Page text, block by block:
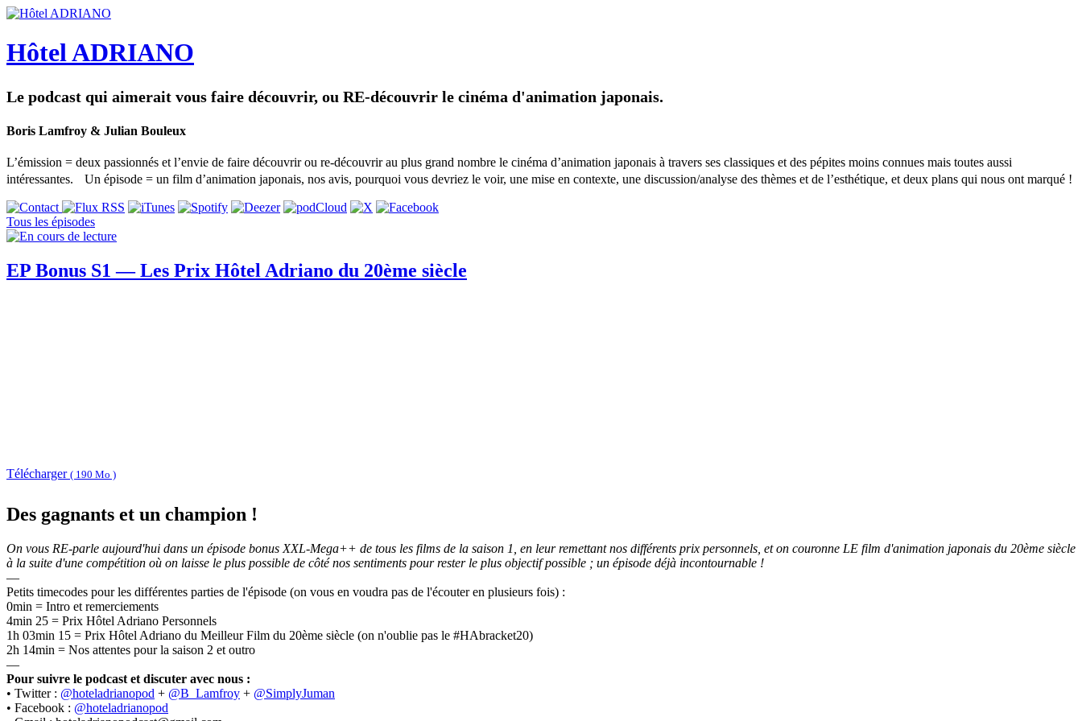
Hôtel ADRIANO
Le podcast qui aimerait vous faire découvrir, ou RE-découvrir le cinéma d'animation japonais.
Boris Lamfroy & Julian Bouleux
L’émission = deux passionnés et l’envie de faire découvrir ou re-découvrir au plus grand nombre le cinéma d’animation japonais à travers ses classiques et des pépites moins connues mais toutes aussi
intéressantes. Un épisode = un film d’animation japonais, nos avis, pourquoi vous devriez le voir, une mise en contexte, une discussion/analyse des thèmes et de l’esthétique, et deux plans qui nous ont marqué !
Tous les épisodes
EP Bonus S1 — Les Prix Hôtel Adriano du 20ème siècle
Télécharger ( 190 Mo )
Des gagnants et un champion !
On vous RE-parle aujourd'hui dans un épisode bonus XXL-Mega++ de tous les films de la saison 1, en leur remettant nos différents prix personnels, et on couronne LE film d'animation japonais du 20ème siècle
à la suite d'une compétition où on laisse le plus possible de côté nos sentiments pour rester le plus objectif possible ; un épisode déjà incontournable !
—
Petits timecodes pour les différentes parties de l'épisode (on vous en voudra pas de l'écouter en plusieurs fois) :
0min = Intro et remerciements
4min 25 = Prix Hôtel Adriano Personnels
1h 03min 15 = Prix Hôtel Adriano du Meilleur Film du 20ème siècle (on n'oublie pas le #HAbracket20)
2h 14min = Nos attentes pour la saison 2 et outro
—
Pour suivre le podcast et discuter avec nous :
• Twitter : @hoteladrianopod + @B_Lamfroy + @SimplyJuman
• Facebook : @hoteladrianopod